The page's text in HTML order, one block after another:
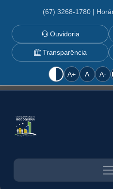
(67) 3268-1780 |
Ouvidoria
Transparência
A+ A A-